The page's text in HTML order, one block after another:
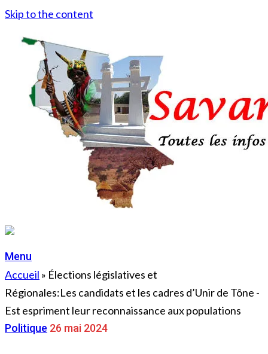
Skip to the content
Menu
Accueil » Élections législatives et
Régionales:Les candidats et les cadres d’Unir de Tône -
Est espriment leur reconnaissance aux populations
Politique 26 mai 2024